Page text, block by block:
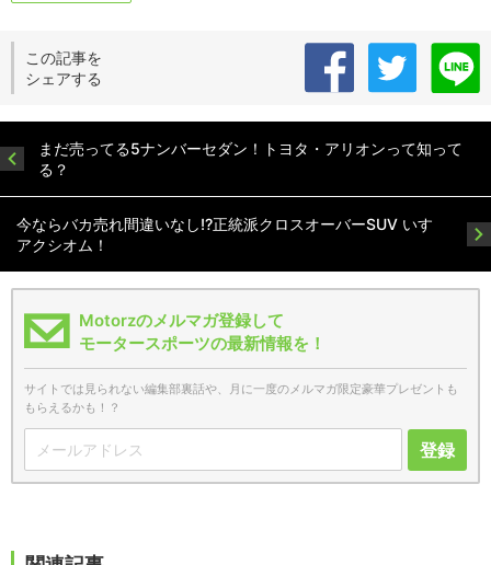
この記事を
シェアする
まだ売ってる5ナンバーセダン！トヨタ・アリオンって知って
る？
今ならバカ売れ間違いなし!?正統派クロスオーバーSUV いすゞ
アクシオム！
Motorzのメルマガ登録して
モータースポーツの最新情報を！
サイトでは見られない編集部裏話や、月に一度のメルマガ限定豪華プレゼントも
もらえるかも！？
登録